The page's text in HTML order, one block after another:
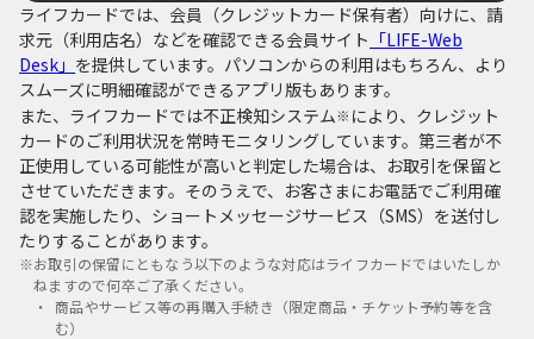
ライフカードでは、会員（クレジットカード保有者）向けに、請
求元（利用店名）などを確認できる会員サイト 「LIFE-Web
Desk」 を提供しています。パソコンからの利用はもちろん、より
スムーズに明細確認ができるアプリ版もあります。
また、ライフカードでは不正検知システム※ により、クレジット
カードのご利用状況を常時モニタリングしています。第三者が不
正使用している可能性が高いと判定した場合は、お取引を保留と
させていただきます。そのうえで、お客さまにお電話でご利用確
認を実施したり、ショートメッセージサービス（SMS）を送付し
たりすることがあります。
※お取引の保留にともなう以下のような対応はライフカードではいたしか
ねますので何卒ご了承ください。
商品やサービス等の再購入手続き（限定商品・チケット予約等を含
む）